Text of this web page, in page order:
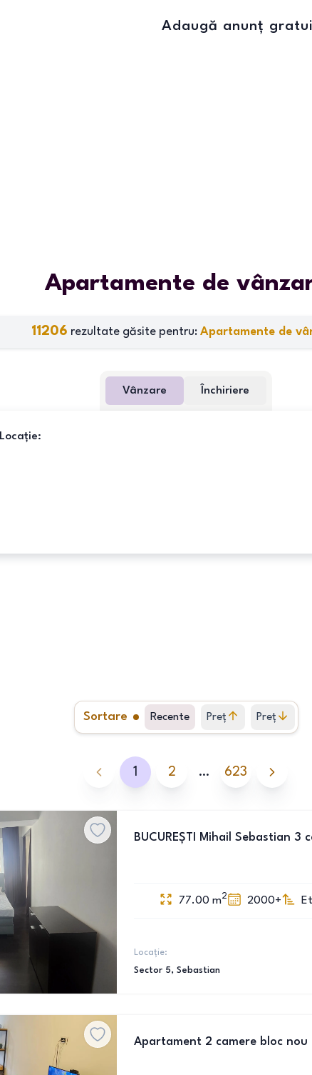
Adaugă anunț
Apartamente de
11206 rezultate găsite pentru: Apartamente de
Vânzare Închiriere
Locație:
Sortare Recente Preț
crescător
Preț
1 2 … 623
BUCUREȘTI Mihail Sebastian 3
77.00 m2 2000+
Locație:
Sector 5, Sebastian
Apartament 2 camere bloc nou